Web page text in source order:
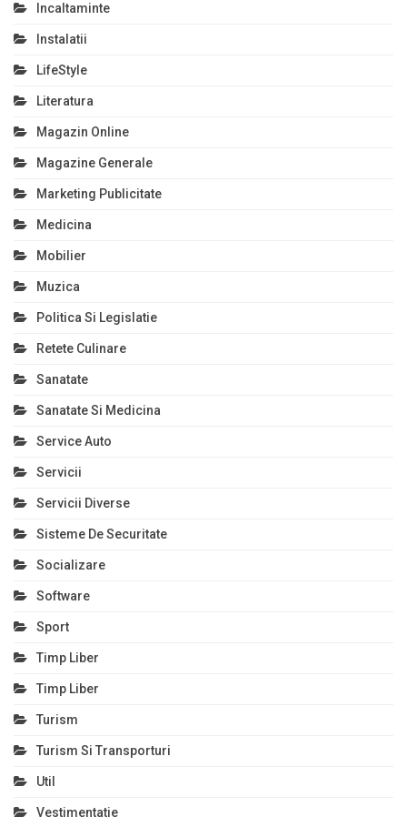
Incaltaminte
Instalatii
LifeStyle
Literatura
Magazin Online
Magazine Generale
Marketing Publicitate
Medicina
Mobilier
Muzica
Politica Si Legislatie
Retete Culinare
Sanatate
Sanatate Si Medicina
Service Auto
Servicii
Servicii Diverse
Sisteme De Securitate
Socializare
Software
Sport
Timp Liber
Timp Liber
Turism
Turism Si Transporturi
Util
Vestimentatie